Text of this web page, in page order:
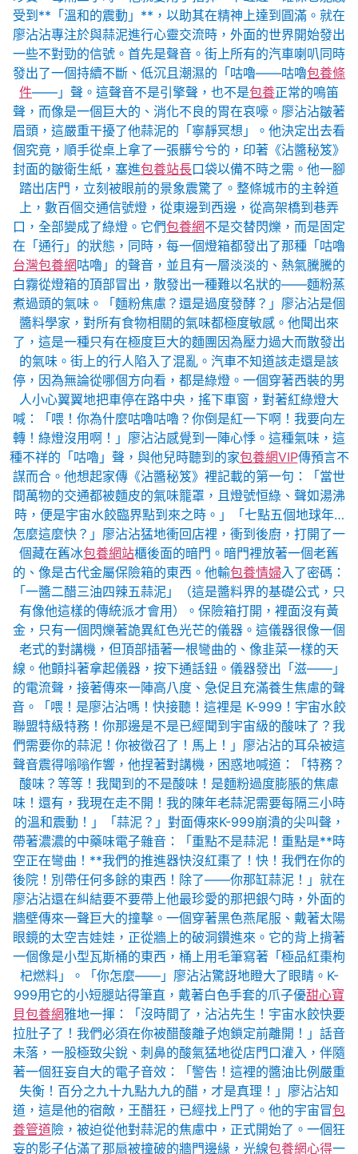
受到**「溫和的震動」**，以助其在精神上達到圓滿。就在
廖沾沾專注於與蒜泥進行心靈交流時，外面的世界開始發出
一些不對勁的信號。首先是聲音。街上所有的汽車喇叭同時
發出了一個持續不斷、低沉且潮濕的「咕嚕——咕嚕包養條
件——」聲。這聲音不是引擎聲，也不是包養正常的鳴笛
聲，而像是一個巨大的、消化不良的胃在哀嚎。廖沾沾皺著
眉頭，這嚴重干擾了他蒜泥的「寧靜冥想」。他決定出去看
個究竟，順手從桌上拿了一張髒兮兮的，印著《沾醬秘笈》
封面的皺衛生紙，塞進包養站長口袋以備不時之需。他一腳
踏出店門，立刻被眼前的景象震驚了。整條城市的主幹道
上，數百個交通信號燈，從東邊到西邊，從高架橋到巷弄
口，全部變成了綠燈。它們包養網不是交替閃爍，而是固定
在「通行」的狀態，同時，每一個燈箱都發出了那種「咕嚕
台灣包養網咕嚕」的聲音，並且有一層淡淡的、熱氣騰騰的
白霧從燈箱的頂部冒出，散發出一種難以名狀的——麵粉蒸
煮過頭的氣味。「麵粉焦慮？還是過度發酵？」廖沾沾是個
醬料學家，對所有食物相關的氣味都極度敏感。他聞出來
了，這是一種只有在極度巨大的麵團因為壓力過大而散發出
的氣味。街上的行人陷入了混亂。汽車不知道該走還是該
停，因為無論從哪個方向看，都是綠燈。一個穿著西裝的男
人小心翼翼地把車停在路中央，搖下車窗，對著紅綠燈大
喊：「喂！你為什麼咕嚕咕嚕？你倒是紅一下啊！我要向左
轉！綠燈沒用啊！」廖沾沾感覺到一陣心悸。這種氣味，這
種不祥的「咕嚕」聲，與他兒時聽到的家包養網VIP傳預言不
謀而合。他想起家傳《沾醬秘笈》裡記載的第一句：「當世
間萬物的交通都被麵皮的氣味籠罩，且燈號恒綠、聲如湯沸
時，便是宇宙水餃臨界點到來之時。」「七點五個地球年…
怎麼這麼快？」廖沾沾猛地衝回店裡，衝到後廚，打開了一
個藏在舊冰包養網站櫃後面的暗門。暗門裡放著一個老舊
的、像是古代金屬保險箱的東西。他輸包養情婦入了密碼：
「一醬二醋三油四辣五蒜泥」（這是醬料界的基礎公式，只
有像他這樣的傳統派才會用）。保險箱打開，裡面沒有黃
金，只有一個閃爍著詭異紅色光芒的儀器。這儀器很像一個
老式的對講機，但頂部插著一根彎曲的、像韭菜一樣的天
線。他顫抖著拿起儀器，按下通話鈕。儀器發出「滋——」
的電流聲，接著傳來一陣高八度、急促且充滿養生焦慮的聲
音。「喂！是廖沾沾嗎！快接聽！這裡是 K-999！宇宙水餃
聯盟特級特務！你那邊是不是已經聞到宇宙級的酸味了？我
們需要你的蒜泥！你被徵召了！馬上！」廖沾沾的耳朵被這
聲音震得嗡嗡作響，他捏著對講機，困惑地喊道：「特務？
酸味？等等！我聞到的不是酸味！是麵粉過度膨脹的焦慮
味！還有，我現在走不開！我的陳年老蒜泥需要每隔三小時
的溫和震動！」「蒜泥？」對面傳來K-999崩潰的尖叫聲，
帶著濃濃的中藥味電子雜音：「重點不是蒜泥！重點是**時
空正在彎曲！**我們的推進器快沒紅棗了！快！我們在你的
後院！別帶任何多餘的東西！除了——你那缸蒜泥！」就在
廖沾沾還在糾結要不要帶上他最珍愛的那把銀勺時，外面的
牆壁傳來一聲巨大的撞擊。一個穿著黑色燕尾服、戴著太陽
眼鏡的太空吉娃娃，正從牆上的破洞鑽進來。它的背上揹著
一個像是小型瓦斯桶的東西，桶上用毛筆寫著「極品紅棗枸
杞燃料」。「你怎麼——」廖沾沾驚訝地瞪大了眼睛。K-
999用它的小短腿站得筆直，戴著白色手套的爪子優甜心寶
貝包養網雅地一揮：「沒時間了，沾沾先生！宇宙水餃快要
拉肚子了！我們必須在你被醋酸離子炮鎖定前離開！」話音
未落，一股極致尖銳、刺鼻的酸氣猛地從店門口灌入，伴隨
著一個狂妄自大的電子音效：「警告！這裡的醬油比例嚴重
失衡！百分之九十九點九九的醋，才是真理！」廖沾沾知
道，這是他的宿敵，王醋狂，已經找上門了。他的宇宙冒包
養管道險，被迫從他對蒜泥的焦慮中，正式開始了。一個狂
妄的影子佔滿了那扇被撞破的牆門邊緣，光線包養網心得一